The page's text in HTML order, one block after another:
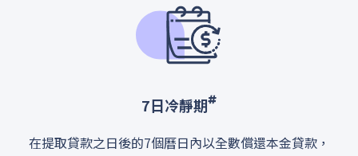
7日冷靜期#
在提取貸款之日後的7個曆日內以全數償還本金貸款，